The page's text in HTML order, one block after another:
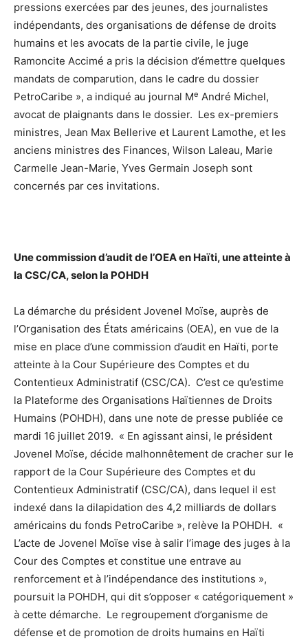
pressions exercées par des jeunes, des journalistes
indépendants, des organisations de défense de droits
humains et les avocats de la partie civile, le juge
Ramoncite Accimé a pris la décision d’émettre quelques
mandats de comparution, dans le cadre du dossier
PetroCaribe », a indiqué au journal Me André Michel,
avocat de plaignants dans le dossier. Les ex-premiers
ministres, Jean Max Bellerive et Laurent Lamothe, et les
anciens ministres des Finances, Wilson Laleau, Marie
Carmelle Jean-Marie, Yves Germain Joseph sont
concernés par ces invitations.
Une commission d’audit de l’OEA en Haïti, une atteinte à
la CSC/CA, selon la POHDH
La démarche du président Jovenel Moïse, auprès de
l’Organisation des États américains (OEA), en vue de la
mise en place d’une commission d’audit en Haïti, porte
atteinte à la Cour Supérieure des Comptes et du
Contentieux Administratif (CSC/CA). C’est ce qu’estime
la Plateforme des Organisations Haïtiennes de Droits
Humains (POHDH), dans une note de presse publiée ce
mardi 16 juillet 2019. « En agissant ainsi, le président
Jovenel Moïse, décide malhonnêtement de cracher sur le
rapport de la Cour Supérieure des Comptes et du
Contentieux Administratif (CSC/CA), dans lequel il est
indexé dans la dilapidation des 4,2 milliards de dollars
américains du fonds PetroCaribe », relève la POHDH. «
L’acte de Jovenel Moïse vise à salir l’image des juges à la
Cour des Comptes et constitue une entrave au
renforcement et à l’indépendance des institutions »,
poursuit la POHDH, qui dit s’opposer « catégoriquement »
à cette démarche. Le regroupement d’organisme de
défense et de promotion de droits humains en Haïti